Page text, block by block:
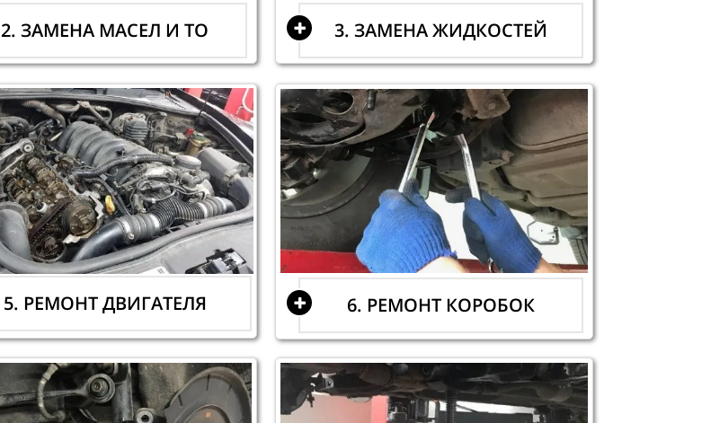
2. ЗАМЕНА МАСЕЛ И ТО 3. ЗАМЕНА ЖИДКОСТЕЙ
5. РЕМОНТ ДВИГАТЕЛЯ 6. РЕМОНТ КОРОБОК